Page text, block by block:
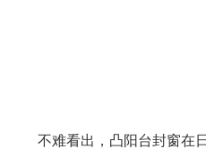
不难看出，凸阳台封窗在